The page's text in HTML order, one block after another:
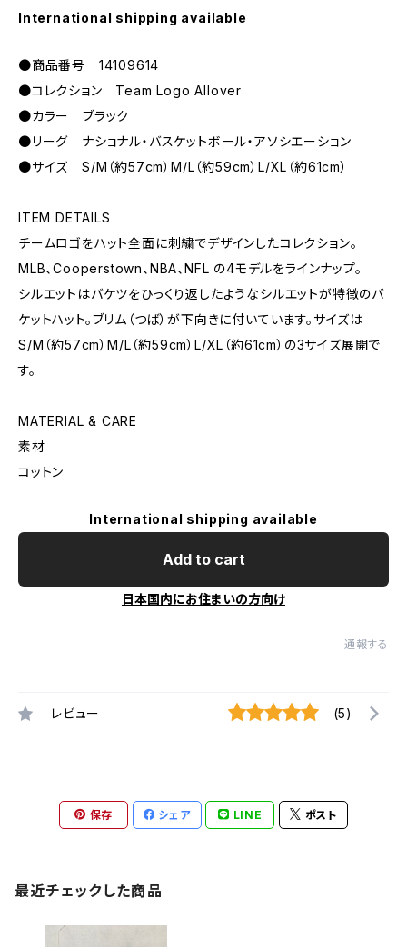
International shipping available
●商品番号 14109614
●コレクション Team Logo Allover
●カラー ブラック
●リーグ ナショナル・バスケットボール・アソシエーション
●サイズ S/M（約57cm）M/L（約59cm）L/XL（約61cm）
ITEM DETAILS
チームロゴをハット全面に刺繍でデザインしたコレクション。
MLB、Cooperstown、NBA、NFL の4モデルをラインナップ。
シルエットはバケツをひっくり返したようなシルエットが特徴のバ
ケットハット。ブリム（つば）が下向きに付いています。サイズは
S/M（約57cm）M/L（約59cm）L/XL（約61cm）の3サイズ展開で
す。
MATERIAL & CARE
素材
コットン
International shipping available
Add to cart
日本国内にお住まいの方向け
通報する
レビュー (5)
保存 シェア LINE ポスト
最近チェックした商品